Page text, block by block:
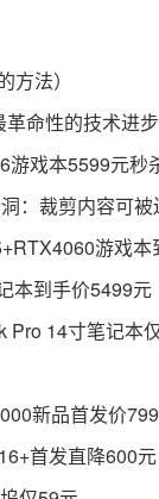
法）
革命性的技术进步
游戏本5599元秒
：裁剪内容可被
游戏本
本到手价5499元
Pro 14寸笔记本
新品首发价
首发直降600